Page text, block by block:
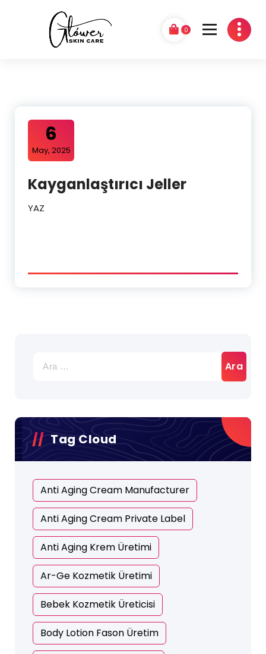
0
6
May, 2025
Kayganlaştırıcı Jeller
YAZ
Tag Cloud
Anti Aging Cream Manufacturer
Anti Aging Cream Private Label
Anti Aging Krem Üretimi
Ar-Ge Kozmetik Üretimi
Bebek Kozmetik Üreticisi
Body Lotion Fason Üretim